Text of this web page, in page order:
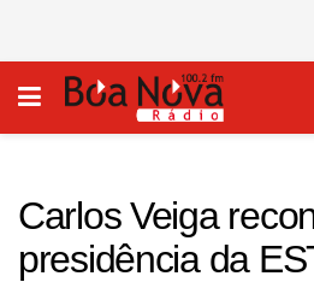
Carlos Veiga
presidência da